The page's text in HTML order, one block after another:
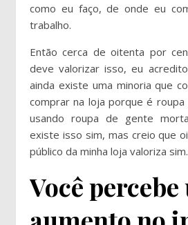
como eu faço, de onde eu
trabalho.
Então cerca de oitenta por
deve valorizar isso, eu
ainda existe uma minoria que
comprar na loja porque é
usando roupa de gente
existe isso sim, mas creio que
público da minha loja valoriza sim.
Você percebe